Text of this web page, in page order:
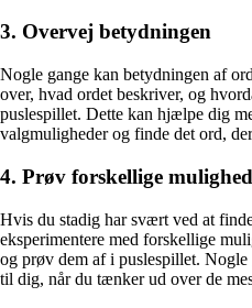
3. Overvej betydningen
Nogle gange kan betydningen af
over, hvad ordet beskriver, og
puslespillet. Dette kan hjælpe dig
valgmuligheder og finde det ord,
4. Prøv forskellige
Hvis du stadig har svært ved at
eksperimentere med forskellige
og prøv dem af i puslespillet.
til dig, når du tænker ud over de